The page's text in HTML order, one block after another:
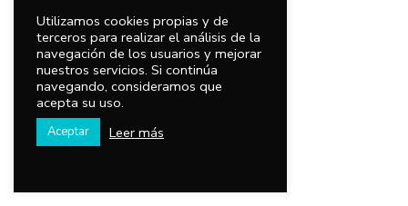
Utilizamos cookies propias y de
terceros para realizar el análisis de la
navegación de los usuarios y mejorar
nuestros servicios. Si continúa
navegando, consideramos que
acepta su uso.
Aceptar Leer más